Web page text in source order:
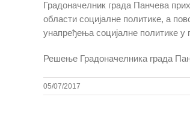
Градоначелник града Панчева
области социјалне политике, а
унапређења социјалне политике у
Решење Градоначелника града
05/07/2017